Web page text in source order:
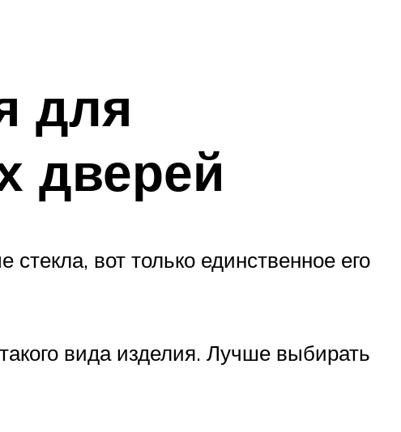
для
дверей
вот только единственное его
вида изделия. Лучше выбирать